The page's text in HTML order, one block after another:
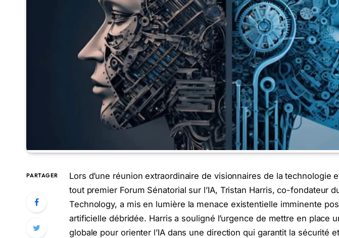
PARTAGER
Lors d’une réunion extraordinaire de visionnaires de la technologie
tout premier Forum Sénatorial sur l’IA, Tristan Harris, co-fondateur
Technology, a mis en lumière la menace existentielle imminente
artificielle débridée. Harris a souligné l’urgence de mettre en place
globale pour orienter l’IA dans une direction qui garantit la sécurité